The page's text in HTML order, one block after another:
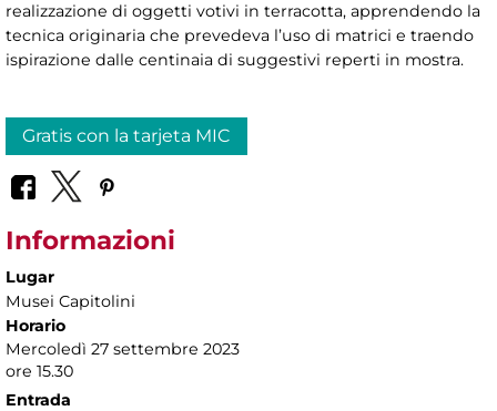
realizzazione di oggetti votivi in terracotta, apprendendo la
tecnica originaria che prevedeva l’uso di matrici e traendo
ispirazione dalle centinaia di suggestivi reperti in mostra.
Gratis con la tarjeta MIC
Informazioni
Lugar
Musei Capitolini
Horario
Mercoledì 27 settembre 2023
ore 15.30
Entrada